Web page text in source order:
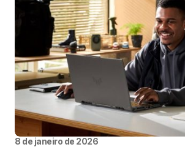
8 de janeiro de 2026